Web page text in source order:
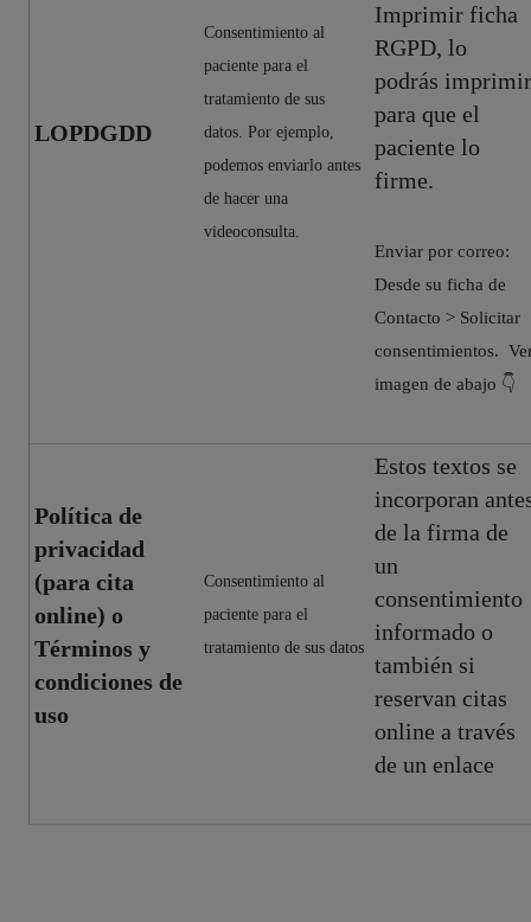
LOPDGDD
Consentimiento al
paciente para el
tratamiento de sus
datos. Por ejemplo,
podemos enviarlo antes
de hacer una
videoconsulta.
Imprimir ficha
RGPD, lo
podrás imprimir
para que el
paciente lo
firme.
Enviar por correo:
Desde su ficha de
Contacto > Solicitar
consentimientos.
imagen de abajo 👇
Política de
privacidad
(para cita
online) o
Términos y
condiciones de
uso
Consentimiento al
paciente para el
tratamiento de sus datos
Estos textos se
incorporan
de la firma de
un
consentimiento
informado o
también si
reservan citas
online a través
de un enlace